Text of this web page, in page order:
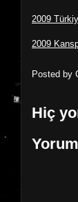
2009
2009
Posted by
Hiç